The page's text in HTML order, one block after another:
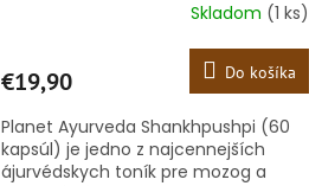
Skladom (1 ks)
€19,90 Do košíka
Planet Ayurveda Shankhpushpi (60
kapsúl) je jedno z najcennejších
ájurvédskych toník pre mozog a